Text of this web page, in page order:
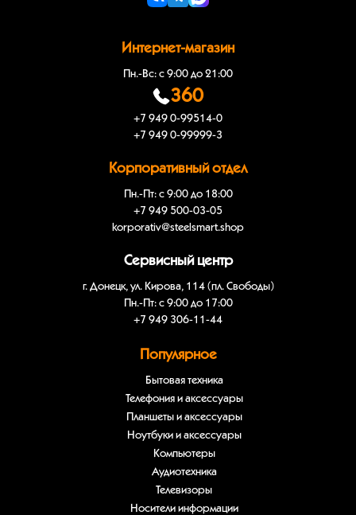
Интернет-магазин
Пн.-Вс: с 9:00 до 21:00
360
+7 949 0-99514-0
+7 949 0-99999-3
Корпоративный отдел
Пн.-Пт: с 9:00 до 18:00
+7 949 500-03-05
korporativ@steelsmart.shop
Сервисный центр
г. Донецк, ул. Кирова, 114 (пл. Свободы)
Пн.-Пт: с 9:00 до 17:00
+7 949 306-11-44
Популярное
Бытовая техника
Телефония и аксессуары
Планшеты и аксессуары
Ноутбуки и аксессуары
Компьютеры
Аудиотехника
Телевизоры
Носители информации